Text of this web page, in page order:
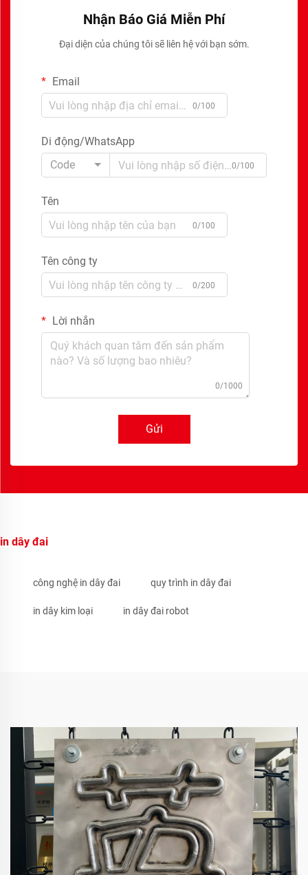
Nhận Báo Giá Miễn Phí
Đại diện của chúng tôi sẽ liên hệ với bạn sớm.
Email
0/100
Di động/WhatsApp
Code
0/100
Tên
0/100
Tên công ty
0/200
Lời nhắn
0/1000
Gửi
in dây đai
công nghệ in dây đai quy trình in dây đai
in dây kim loại in dây đai robot